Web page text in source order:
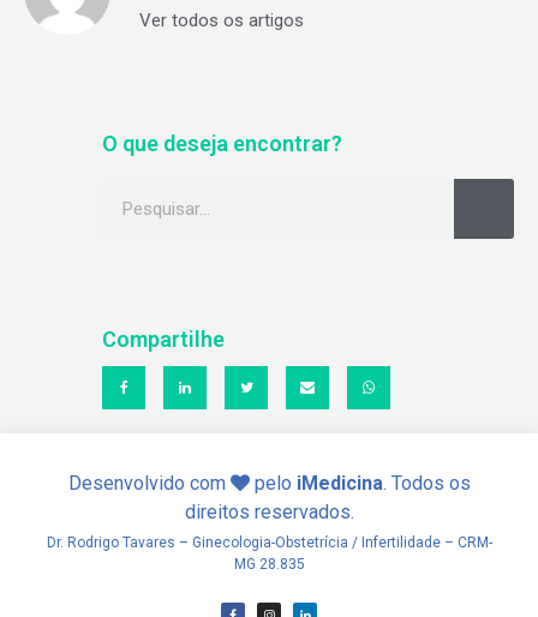
Ver todos os artigos
O que deseja encontrar?
Compartilhe
Desenvolvido com pelo iMedicina. Todos os
direitos reservados.
Dr. Rodrigo Tavares – Ginecologia-Obstetrícia / Infertilidade – CRM-
MG 28.835